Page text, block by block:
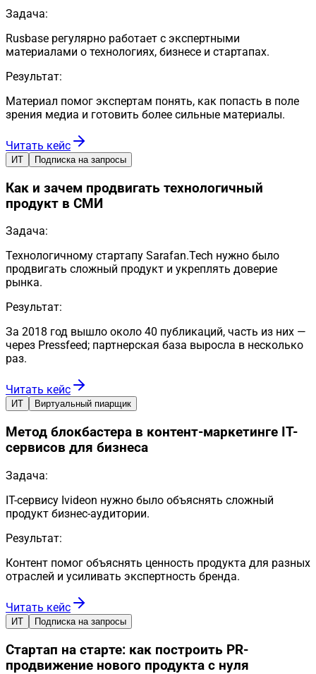
Задача:
Rusbase регулярно работает с экспертными
материалами о технологиях, бизнесе и стартапах.
Результат:
Материал помог экспертам понять, как попасть в поле
зрения медиа и готовить более сильные материалы.
Читать кейс
ИТ Подписка на запросы
Как и зачем продвигать технологичный
продукт в СМИ
Задача:
Технологичному стартапу Sarafan.Tech нужно было
продвигать сложный продукт и укреплять доверие
рынка.
Результат:
За 2018 год вышло около 40 публикаций, часть из них —
через Pressfeed; партнерская база выросла в несколько
раз.
Читать кейс
ИТ Виртуальный пиарщик
Метод блокбастера в контент-маркетинге IT-
сервисов для бизнеса
Задача:
IT-сервису Ivideon нужно было объяснять сложный
продукт бизнес-аудитории.
Результат:
Контент помог объяснять ценность продукта для разных
отраслей и усиливать экспертность бренда.
Читать кейс
ИТ Подписка на запросы
Стартап на старте: как построить PR-
продвижение нового продукта с нуля